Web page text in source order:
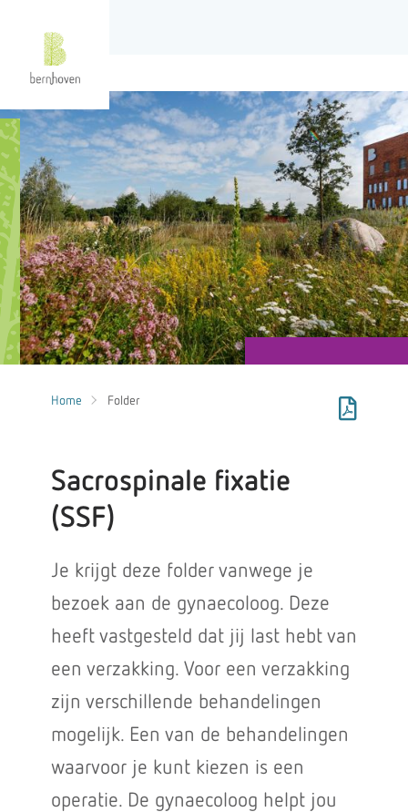
Home Folder
Sacrospinale fixatie
(SSF)
Je krijgt deze folder vanwege je
bezoek aan de gynaecoloog. Deze
heeft vastgesteld dat jij last hebt van
een verzakking. Voor een verzakking
zijn verschillende behandelingen
mogelijk. Een van de behandelingen
waarvoor je kunt kiezen is een
operatie. De gynaecoloog helpt jou